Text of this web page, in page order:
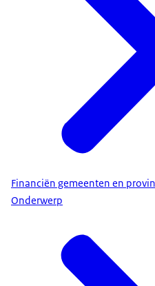
Financiën gemeenten en
Onderwerp